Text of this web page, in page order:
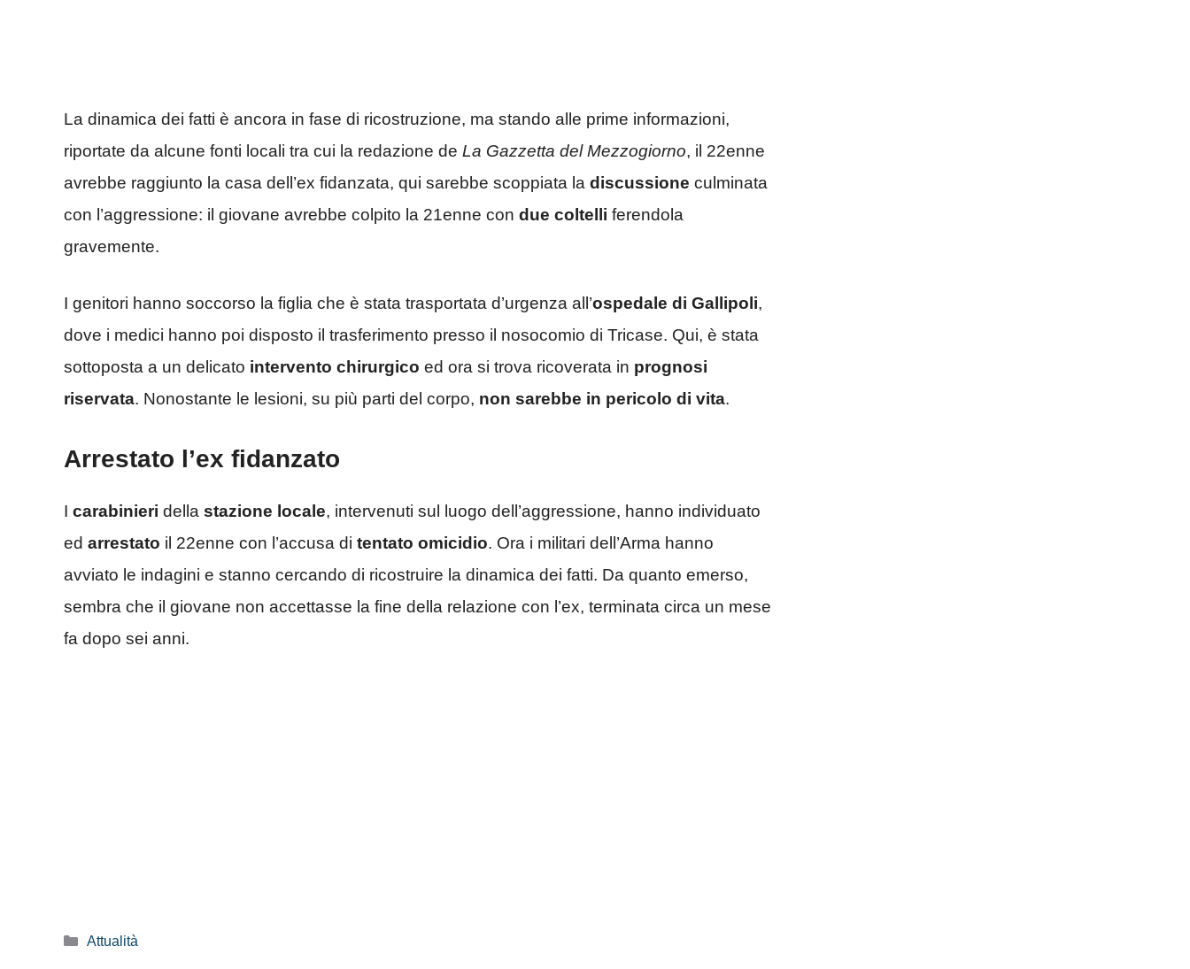
La dinamica dei fatti è ancora in fase di ricostruzione, ma stando alle prime informazioni,
riportate da alcune fonti locali tra cui la redazione de La Gazzetta del Mezzogiorno, il 22enne
avrebbe raggiunto la casa dell’ex fidanzata, qui sarebbe scoppiata la discussione culminata
con l’aggressione: il giovane avrebbe colpito la 21enne con due coltelli ferendola
gravemente.
I genitori hanno soccorso la figlia che è stata trasportata d’urgenza all’ospedale di Gallipoli,
dove i medici hanno poi disposto il trasferimento presso il nosocomio di Tricase. Qui, è stata
sottoposta a un delicato intervento chirurgico ed ora si trova ricoverata in prognosi
riservata. Nonostante le lesioni, su più parti del corpo, non sarebbe in pericolo di vita.
Arrestato l’ex fidanzato
I carabinieri della stazione locale, intervenuti sul luogo dell’aggressione, hanno individuato
ed arrestato il 22enne con l’accusa di tentato omicidio. Ora i militari dell’Arma hanno
avviato le indagini e stanno cercando di ricostruire la dinamica dei fatti. Da quanto emerso,
sembra che il giovane non accettasse la fine della relazione con l’ex, terminata circa un mese
fa dopo sei anni.
Categorie
Attualità